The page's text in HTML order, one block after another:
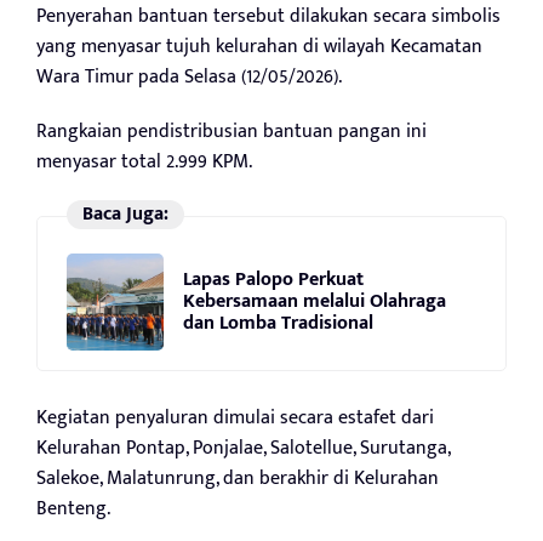
Penyerahan bantuan tersebut dilakukan secara simbolis
yang menyasar tujuh kelurahan di wilayah Kecamatan
Wara Timur pada Selasa (12/05/2026).
Rangkaian pendistribusian bantuan pangan ini
menyasar total 2.999 KPM.
Baca Juga:
Lapas Palopo Perkuat
Kebersamaan melalui Olahraga
dan Lomba Tradisional
Kegiatan penyaluran dimulai secara estafet dari
Kelurahan Pontap, Ponjalae, Salotellue, Surutanga,
Salekoe, Malatunrung, dan berakhir di Kelurahan
Benteng.